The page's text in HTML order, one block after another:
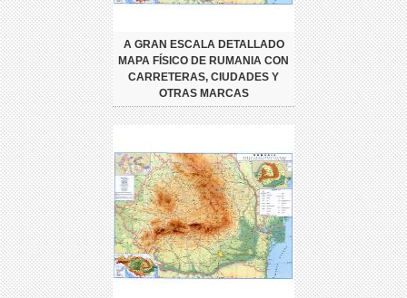
A GRAN ESCALA DETALLADO
MAPA FÍSICO DE RUMANIA CON
CARRETERAS, CIUDADES Y
OTRAS MARCAS